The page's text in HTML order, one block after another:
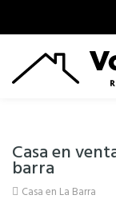
Casa en
barra
Casa en La Barra